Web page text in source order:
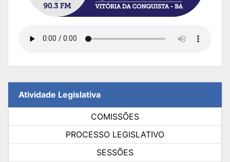
Atividade Legislativa
COMISSÕES
PROCESSO LEGISLATIVO
SESSÕES